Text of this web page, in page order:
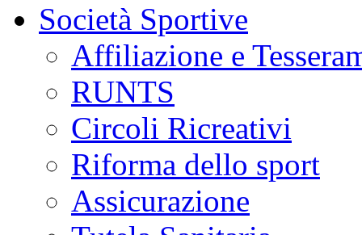
Società Sportive
Affiliazione e
RUNTS
Circoli Ricreativi
Riforma dello sport
Assicurazione